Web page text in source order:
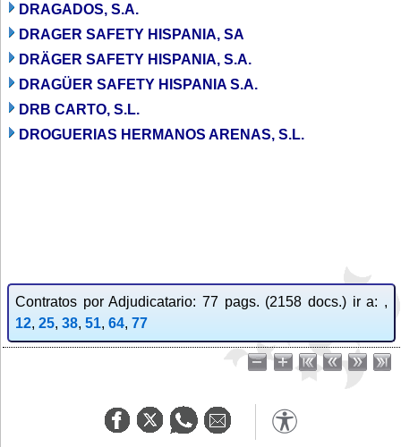
DRAGADOS, S.A.
DRAGER SAFETY HISPANIA, SA
DRÄGER SAFETY HISPANIA, S.A.
DRAGÜER SAFETY HISPANIA S.A.
DRB CARTO, S.L.
DROGUERIAS HERMANOS ARENAS, S.L.
Contratos por Adjudicatario: 77 pags. (2158 docs.) ir a: ,
12, 25, 38, 51, 64, 77